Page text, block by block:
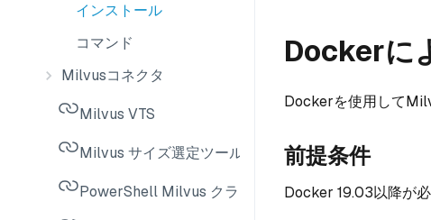
インストール
コマンド
Milvusコネクタ
Milvus VTS
Milvus サイズ選定ツール
PowerShell Milvus クライアント
Dockerに
Dockerを使用して
前提条件
Docker 19.03以降が必